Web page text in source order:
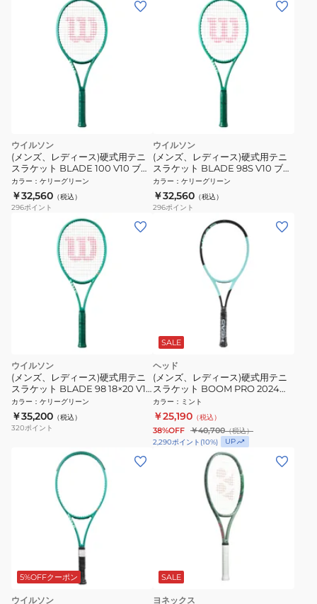
ウイルソン
(メンズ、レディース)硬式用テニ
スラケット BLADE 100 V10 ブレ
ード WR208211U
カラー ： ケリーグリーン
￥32,560 （税込）
296ポイント
ウイルソン
(メンズ、レディース)硬式用テニ
スラケット BLADE 98S V10 ブレ
ード WR208011U
カラー ： ケリーグリーン
￥32,560 （税込）
296ポイント
ウイルソン
(メンズ、レディース)硬式用テニ
スラケット BLADE 98 18×20 V10
ブレード WR207911U
カラー ： ケリーグリーン
￥35,200 （税込）
320ポイント
SALE
ヘッド
(メンズ、レディース)硬式用テニ
スラケット BOOM PRO 2024
230104
カラー ： ミント
￥25,190 （税込）
38%OFF ￥40,700（税込）
2,290ポイント (10%) UP
5%OFFクーポン
ウイルソン
SALE
ヨネックス